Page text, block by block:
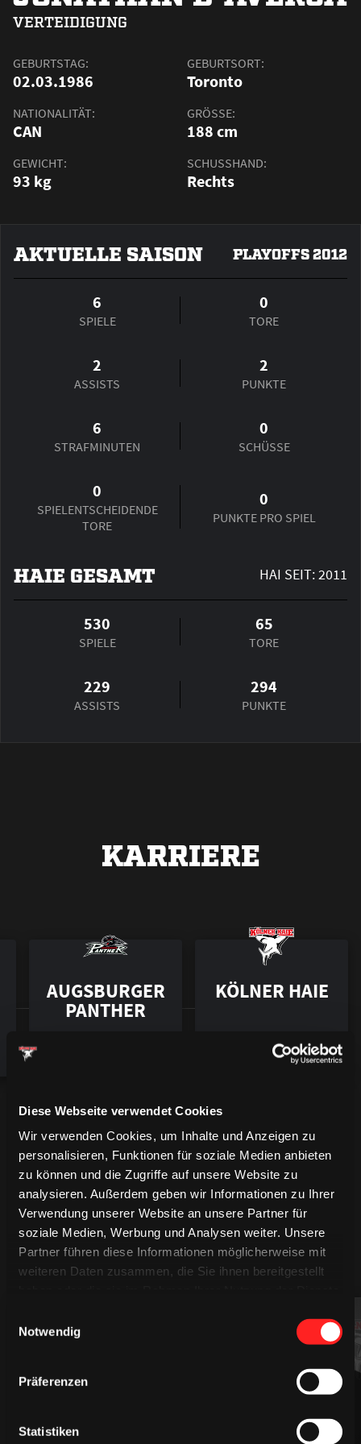
Diese Webseite verwendet Cookies
Wir verwenden Cookies, um Inhalte und Anzeigen zu
personalisieren, Funktionen für soziale Medien anbieten
zu können und die Zugriffe auf unsere Website zu
analysieren. Außerdem geben wir Informationen zu Ihrer
Verwendung unserer Website an unsere Partner für
soziale Medien, Werbung und Analysen weiter. Unsere
Partner führen diese Informationen möglicherweise mit
weiteren Daten zusammen, die Sie ihnen bereitgestellt
Notwendig
Präferenzen
Statistiken
VERTEIDIGUNG
GEBURTSTAG:
02.03.1986
GEBURTSORT:
Toronto
NATIONALITÄT:
CAN
GRÖSSE:
188 cm
GEWICHT:
93 kg
SCHUSSHAND:
Rechts
AKTUELLE SAISON PLAYOFFS 2012
6
SPIELE
0
TORE
2
ASSISTS
2
PUNKTE
6
STRAFMINUTEN
0
SCHÜSSE
0
SPIEL­ENTSCHEIDENDE
TORE
0
PUNKTE PRO SPIEL
HAIE GESAMT HAI SEIT: 2011
530
SPIELE
65
TORE
229
ASSISTS
294
PUNKTE
KARRIERE
KÖLNER HAIE
2011 – 2012
AUGSBURGER
PANTHER
MEHR SPIELER
94